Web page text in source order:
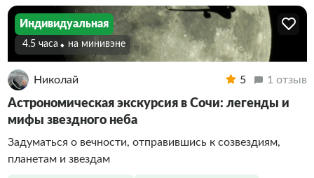
Индивидуальная
4.5 часа На минивэне
Николай 5 1 отзыв
Астрономическая экскурсия в Сочи: легенды и
мифы звездного неба
Задуматься о вечности, отправившись к созвездиям,
планетам и звездам